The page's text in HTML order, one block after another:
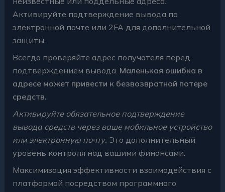
Активируйте подтверждение вывода по
электронной почте или 2FA для дополнительной
защиты.
Всегда проверяйте адрес получателя перед
подтверждением вывода. Маленькая ошибка в
адресе может привести к безвозвратной потере
средств.
Активируйте обязательное подтверждение
вывода средств через ваше мобильное устройство
или электронную почту. Это дополнительный
уровень контроля над вашими финансами.
Максимизация эффективности взаимодействия с
платформой посредством программного